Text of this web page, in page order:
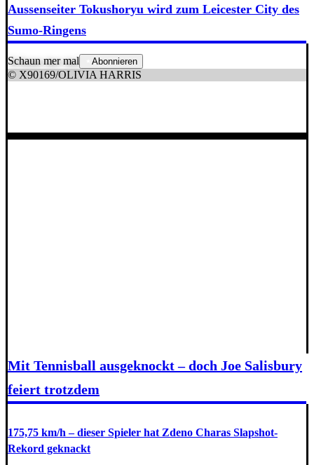
Aussenseiter Tokushoryu wird zum Leicester City des
Sumo-Ringens
Schaun mer mal Abonnieren
© X90169/OLIVIA HARRIS
Mit Tennisball ausgeknockt – doch Joe Salisbury
feiert trotzdem
175,75 km/h – dieser Spieler hat Zdeno Charas Slapshot-
Rekord geknackt